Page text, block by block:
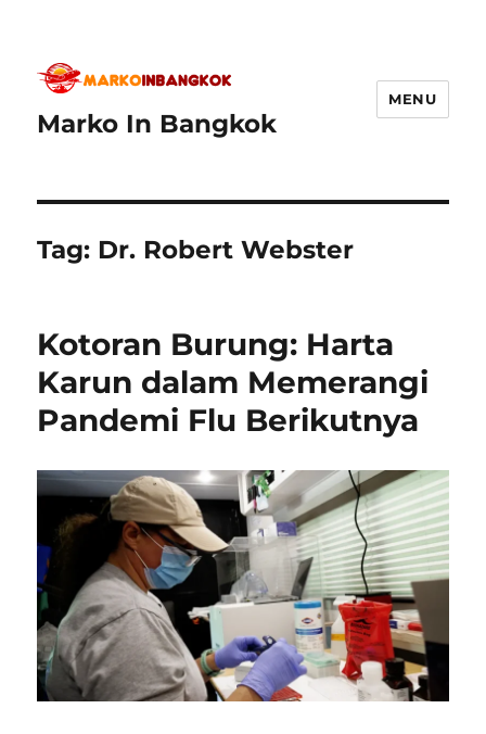
Marko In Bangkok
MENU
Tag: Dr. Robert Webster
Kotoran Burung: Harta
Karun dalam Memerangi
Pandemi Flu Berikutnya